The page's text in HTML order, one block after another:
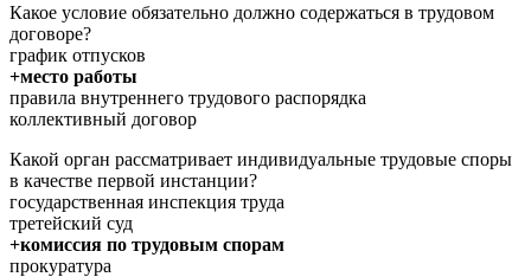
Какое условие обязательно должно содержаться в трудовом
договоре?
график отпусков
+место работы
правила внутреннего трудового распорядка
коллективный договор
Какой орган рассматривает индивидуальные трудовые споры
в качестве первой инстанции?
государственная инспекция труда
третейский суд
+комиссия по трудовым спорам
прокуратура